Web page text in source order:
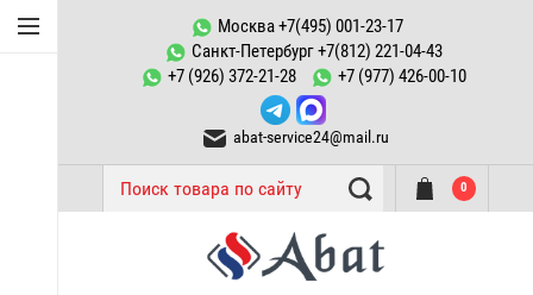
Конфорки Abat
Запчасти к
пароконвектоматам ПКА
Запчасти тестомесов ТМС
Переключатели, пускатели
Москва +7(495) 001-23-17
Санкт-Петербург +7(812) 221-04-43
+7 (926) 372-21-28
+7 (977) 426-00-10
abat-service24@mail.ru
0